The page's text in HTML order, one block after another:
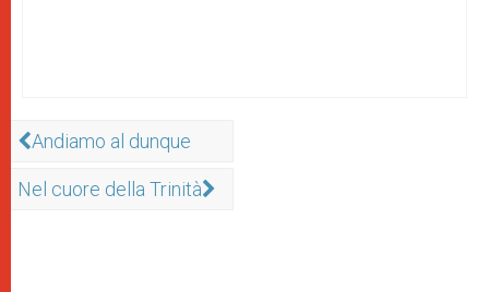
Andiamo al dunque
Nel cuore della Trinità